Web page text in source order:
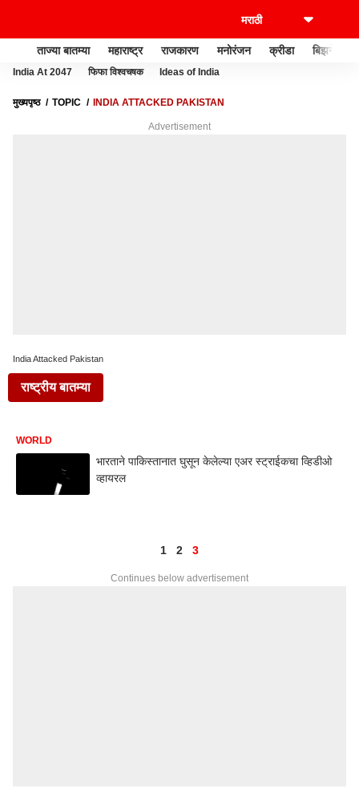
ताज्या बातम्या महाराष्ट्र राजकारण मनोरंजन क्रीडा बिझनेस
India At 2047 फिफा विश्वचषक Ideas of India
मुख्यपृष्ठ TOPIC INDIA ATTACKED PAKISTAN
Advertisement
India Attacked Pakistan
राष्ट्रीय बातम्या
WORLD
भारताने पाकिस्तानात घुसून केलेल्या एअर स्ट्राईकचा व्हिडीओ
व्हायरल
1 2 3
Continues below advertisement